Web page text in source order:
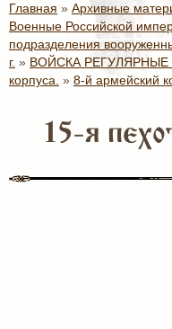
Главная » Архивные
Военные Российской
подразделения
г. » ВОЙСКА
корпуса. » 8-й армейский
15-я